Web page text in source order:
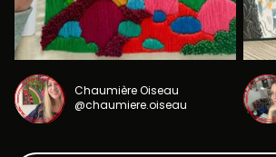
Chaumière Oiseau
@chaumiere.oiseau